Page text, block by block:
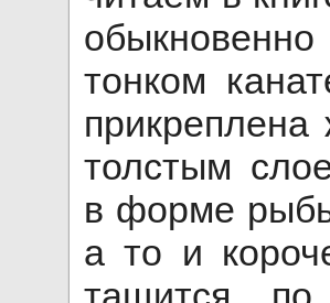
тонком
прикреплена
толстым
в форме
а то и